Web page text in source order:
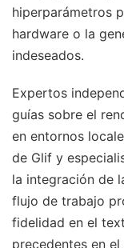
hiperparámetros
hardware o la
indeseados.
Expertos
guías sobre el
en entornos
de Glif y
la integración de
flujo de trabajo
fidelidad en el
precedentes en